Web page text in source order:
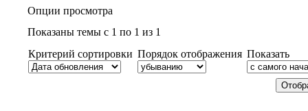
Опции просмотра
Показаны темы с 1 по 1 из 1
Критерий сортировки Порядок отображения Показать